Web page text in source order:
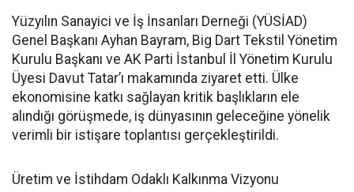
Yüzyılın Sanayici ve İş İnsanları Derneği (YÜSİAD)
Genel Başkanı Ayhan Bayram, Big Dart Tekstil Yönetim
Kurulu Başkanı ve AK Parti İstanbul İl Yönetim Kurulu
Üyesi Davut Tatar’ı makamında ziyaret etti. Ülke
ekonomisine katkı sağlayan kritik başlıkların ele
alındığı görüşmede, iş dünyasının geleceğine yönelik
verimli bir istişare toplantısı gerçekleştirildi.
Üretim ve İstihdam Odaklı Kalkınma Vizyonu